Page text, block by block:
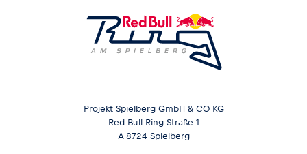
Projekt Spielberg GmbH & CO KG
Red Bull Ring Straße 1
A-8724 Spielberg